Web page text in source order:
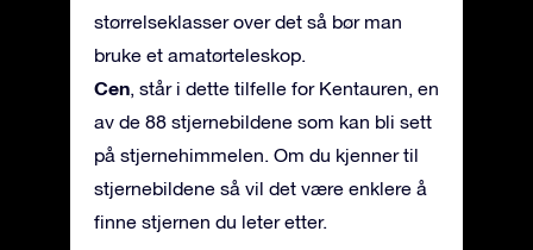
størrelseklasser over det så bør man
bruke et amatørteleskop.
Cen, står i dette tilfelle for Kentauren, en
av de 88 stjernebildene som kan bli sett
på stjernehimmelen. Om du kjenner til
stjernebildene så vil det være enklere å
finne stjernen du leter etter.